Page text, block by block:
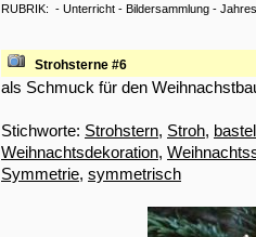
RUBRIK: - Unterricht - Bildersammlung -
Strohsterne #6
als Schmuck für den
Stichworte: Strohstern, Stroh,
Weihnachtsdekoration,
Symmetrie, symmetrisch